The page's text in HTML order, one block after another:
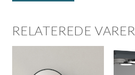
RELATEREDE VARER